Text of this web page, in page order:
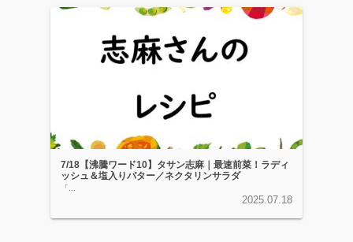
7/18【沸騰ワード10】タサン志麻｜最速前菜！ラディ
ッシュ＆塩入りバター／ネクタリンサラダ
「...
2025.07.18